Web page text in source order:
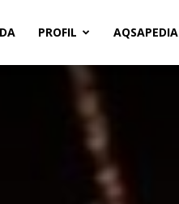
PROFIL AQSAPEDIA